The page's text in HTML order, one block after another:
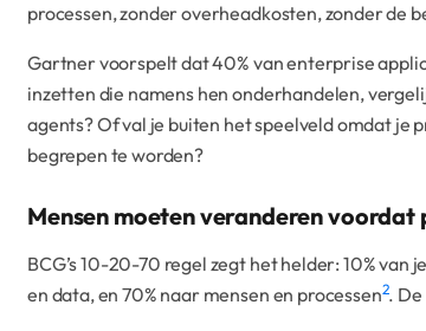
processen, zonder overheadkosten, zonder de
Gartner voorspelt dat 40% van enterprise
inzetten die namens hen onderhandelen,
agents? Of val je buiten het speelveld omdat je
begrepen te worden?
Mensen moeten veranderen voordat
BCG’s 10-20-70 regel zegt het helder: 10%
en data, en 70% naar mensen en processen2.